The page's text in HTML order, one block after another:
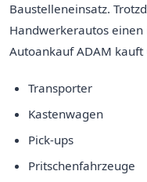
Baustelleneinsatz.
Handwerkerautos
Autoankauf ADAM
Transporter
Kastenwagen
Pick-ups
Pritschenfahrzeuge